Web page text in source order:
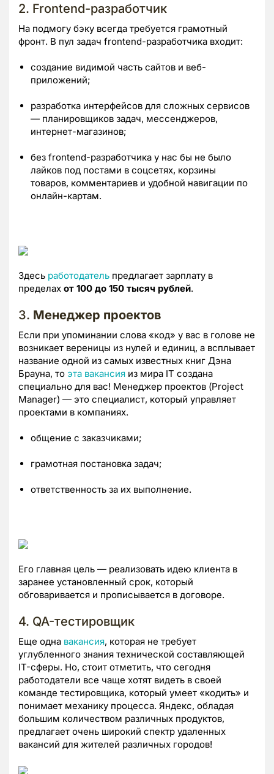
2. Frontend-разработчик
На подмогу бэку всегда требуется грамотный
фронт. В пул задач frontend-разработчика входит:
создание видимой часть сайтов и веб-
приложений;
разработка интерфейсов для сложных сервисов
— планировщиков задач, мессенджеров,
интернет-магазинов;
без frontend-разработчика у нас бы не было
лайков под постами в соцсетях, корзины
товаров, комментариев и удобной навигации по
онлайн-картам.
Здесь работодатель предлагает зарплату в
пределах от 100 до 150 тысяч рублей.
3. Менеджер проектов
Если при упоминании слова «код» у вас в голове не
возникает вереницы из нулей и единиц, а всплывает
название одной из самых известных книг Дэна
Брауна, то эта вакансия из мира IT создана
специально для вас! Менеджер проектов (Project
Manager) — это специалист, который управляет
проектами в компаниях.
общение с заказчиками;
грамотная постановка задач;
ответственность за их выполнение.
Его главная цель — реализовать идею клиента в
заранее установленный срок, который
обговаривается и прописывается в договоре.
4. QA-тестировщик
Еще одна вакансия, которая не требует
углубленного знания технической составляющей
IT-сферы. Но, стоит отметить, что сегодня
работодатели все чаще хотят видеть в своей
команде тестировщика, который умеет «кодить» и
понимает механику процесса. Яндекс, обладая
большим количеством различных продуктов,
предлагает очень широкий спектр удаленных
вакансий для жителей различных городов!